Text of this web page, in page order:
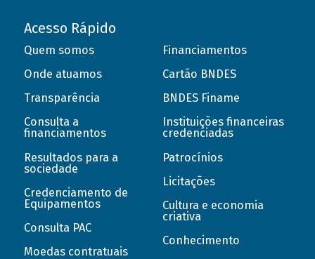
Acesso Rápido
Quem somos
Onde atuamos
Transparência
Consulta a
financiamentos
Resultados para a
sociedade
Credenciamento de
Equipamentos
Consulta PAC
Moedas contratuais
Financiamentos
Cartão BNDES
BNDES Finame
Instituições financeiras
credenciadas
Patrocínios
Licitações
Cultura e economia
criativa
Conhecimento